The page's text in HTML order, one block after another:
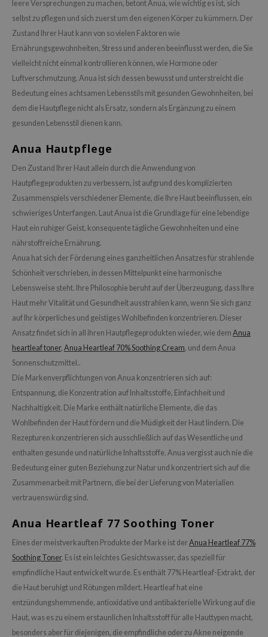
Mate
leere Versprechungen zu machen, betont Anua, wie wichtig es ist, sich
selbst zu pflegen und sich zuerst um den eigenen Körper zu kümmern. Der
Zustand Ihrer Haut kann von so vielen Faktoren wie
Ernährungsgewohnheiten, Stress und anderen beeinflusst werden, die Sie
vielleicht nicht einmal kontrollieren können, wie Hormone oder
Luftverschmutzung. Anua ist sich dessen bewusst und unterstreicht die
Bedeutung eines achtsamen Lebensstils mit gesunden Gewohnheiten, bei
dem die Hautpflege nicht als Ersatz, sondern als Ergänzung zu einem
gesunden Lebensstil dienen kann.
Anua Hautpflege
Den Zustand Ihrer Haut allein durch die Anwendung von
Hautpflegeprodukten zu verbessern, ist aufgrund des komplizierten
Zusammenspiels verschiedener Elemente, die Ihre Haut beeinflussen, ein
schwieriges Unterfangen. Laut Anua ist die Grundlage für eine lebendige
Haut ein ruhiger Geist, konsequente tägliche Gewohnheiten und eine
nährstoffreiche Ernährung.
Anua hat sich der Förderung eines ganzheitlichen Ansatzes für strahlende
Schönheit verschrieben, in dessen Mittelpunkt eine harmonische
Lebensweise steht. Ihre Philosophie beruht auf der Überzeugung, dass Ihre
Haut mehr Vitalität und Gesundheit ausstrahlen kann, wenn Sie sich ganz
auf Ihr körperliches und geistiges Wohlbefinden konzentrieren. Dieser
Ansatz findet sich in all ihren Hautpflegeprodukten wieder, wie dem Anua
heartleaf toner, Anua Heartleaf 70% Soothing Cream, und dem Anua
Sonnenschutzmittel..
Die Markenverpflichtungen von Anua konzentrieren sich auf:
Entspannung, die Konzentration auf Inhaltsstoffe, Einfachheit und
Nachhaltigkeit. Die Marke enthält natürliche Elemente, die das
Wohlbefinden der Haut fördern und die Müdigkeit der Haut lindern. Die
Rezepturen konzentrieren sich ausschließlich auf das Wesentliche und
enthalten gesunde und natürliche Inhaltsstoffe. Anua vergisst auch nie die
Bedeutung einer guten Beziehung zur Natur und konzentriert sich auf die
Zusammenarbeit mit Partnern, die bei der Lieferung von Materialien
vertrauenswürdig sind.
Anua Heartleaf 77 Soothing Toner
Eines der meistverkauften Produkte der Marke ist derAnua Heartleaf 77%
Soothing Toner. Es ist ein leichtes Gesichtswasser, das speziell für
empfindliche Haut entwickelt wurde. Es enthält 77% Heartleaf-Extrakt, der
die Haut beruhigt und Rötungen mildert. Heartleaf hat eine
entzündungshemmende, antioxidative und antibakterielle Wirkung auf die
Haut, was es zu einem erstaunlichen Inhaltsstoff für alle Hauttypen macht,
besonders aber für diejenigen, die empfindliche oder zu Akne neigende